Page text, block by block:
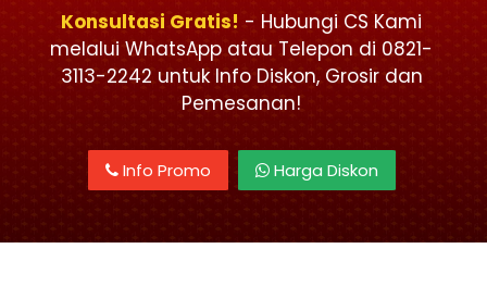
Konsultasi Gratis! - Hubungi CS Kami
melalui WhatsApp atau Telepon di 0821-
3113-2242 untuk Info Diskon, Grosir dan
Pemesanan!
Info Promo Harga Diskon